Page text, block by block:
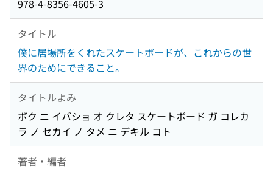
978-4-8356-4605-3
タイトル
僕に居場所をくれたスケートボードが、これからの世
界のためにできること。
タイトルよみ
ボク ニ イバショ オ クレタ スケートボード ガ コレカ
ラ ノ セカイ ノ タメ ニ デキル コト
著者・編者